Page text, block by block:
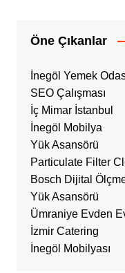
Öne Çıkanlar
İnegöl Yemek
SEO Çalışması
İç Mimar İstanbul
İnegöl Mobilya
Yük Asansörü
Particulate Filter
Bosch Dijital
Yük Asansörü
Ümraniye Evden
İzmir Catering
İnegöl Mobilyası